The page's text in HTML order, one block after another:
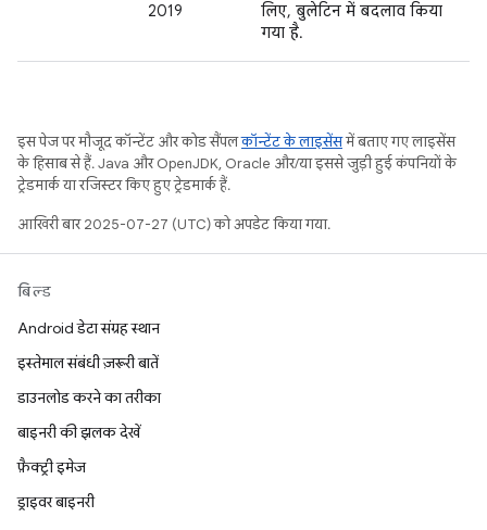
2019
लिए, बुलेटिन में बदलाव किया
गया है.
इस पेज पर मौजूद कॉन्टेंट और कोड सैंपलकॉन्टेंट के लाइसेंसमें बताए गए लाइसेंस
के हिसाब से हैं. Java और OpenJDK, Oracle और/या इससे जुड़ी हुई कंपनियों के
ट्रेडमार्क या रजिस्टर किए हुए ट्रेडमार्क हैं.
आखिरी बार 2025-07-27 (UTC) को अपडेट किया गया.
बिल्ड
Android डेटा संग्रह स्थान
इस्तेमाल संबंधी ज़रूरी बातें
डाउनलोड करने का तरीका
बाइनरी की झलक देखें
फ़ैक्ट्री इमेज
ड्राइवर बाइनरी